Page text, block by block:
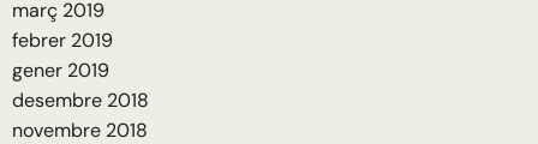
març 2019
febrer 2019
gener 2019
desembre 2018
novembre 2018